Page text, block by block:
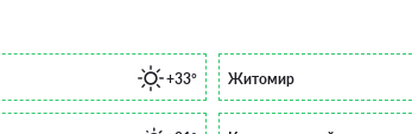
+33° Житомир